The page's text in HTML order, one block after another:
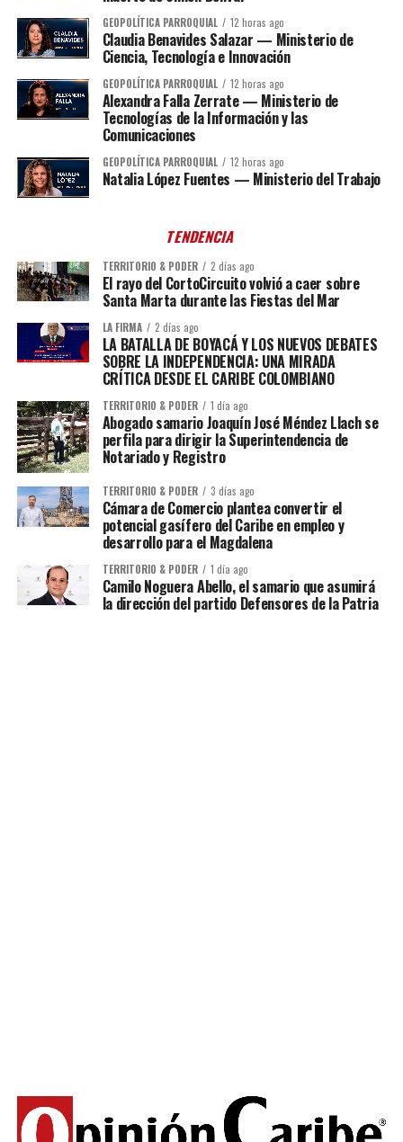
GEOPOLÍTICA PARROQUIAL 12 horas ago
Claudia Benavides Salazar — Ministerio de
Ciencia, Tecnología e Innovación
GEOPOLÍTICA PARROQUIAL 12 horas ago
Alexandra Falla Zerrate — Ministerio de
Tecnologías de la Información y las
Comunicaciones
GEOPOLÍTICA PARROQUIAL 12 horas ago
Natalia López Fuentes — Ministerio del Trabajo
TENDENCIA
TERRITORIO & PODER 2 días ago
El rayo del CortoCircuito volvió a caer sobre
Santa Marta durante las Fiestas del Mar
LA FIRMA 2 días ago
LA BATALLA DE BOYACÁ Y LOS NUEVOS DEBATES
SOBRE LA INDEPENDENCIA: UNA MIRADA
CRÍTICA DESDE EL CARIBE COLOMBIANO
TERRITORIO & PODER 1 día ago
Abogado samario Joaquín José Méndez Llach se
perfila para dirigir la Superintendencia de
Notariado y Registro
TERRITORIO & PODER 3 días ago
Cámara de Comercio plantea convertir el
potencial gasífero del Caribe en empleo y
desarrollo para el Magdalena
TERRITORIO & PODER 1 día ago
Camilo Noguera Abello, el samario que asumirá
la dirección del partido Defensores de la Patria